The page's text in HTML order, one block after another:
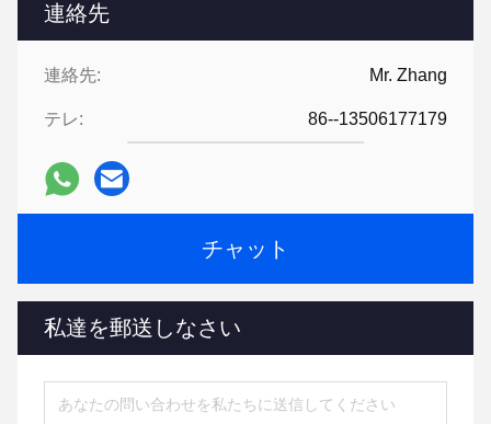
連絡先
連絡先: Mr. Zhang
テレ: 86--13506177179
チャット
私達を郵送しなさい